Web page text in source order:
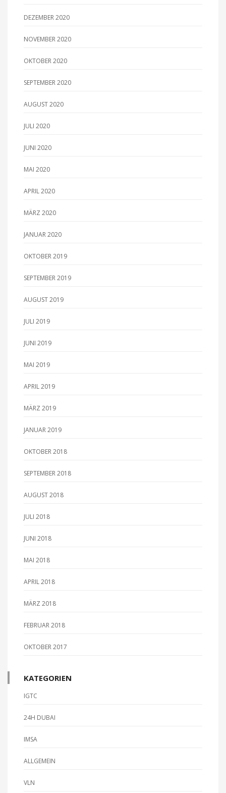
DEZEMBER 2020
NOVEMBER 2020
OKTOBER 2020
SEPTEMBER 2020
AUGUST 2020
JULI 2020
JUNI 2020
MAI 2020
APRIL 2020
MÄRZ 2020
JANUAR 2020
OKTOBER 2019
SEPTEMBER 2019
AUGUST 2019
JULI 2019
JUNI 2019
MAI 2019
APRIL 2019
MÄRZ 2019
JANUAR 2019
OKTOBER 2018
SEPTEMBER 2018
AUGUST 2018
JULI 2018
JUNI 2018
MAI 2018
APRIL 2018
MÄRZ 2018
FEBRUAR 2018
OKTOBER 2017
KATEGORIEN
IGTC
24H DUBAI
IMSA
ALLGEMEIN
VLN